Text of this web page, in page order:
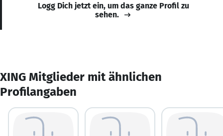
Logg Dich jetzt ein, um das ganze Profil zu
sehen.
XING Mitglieder mit ähnlichen
Profilangaben